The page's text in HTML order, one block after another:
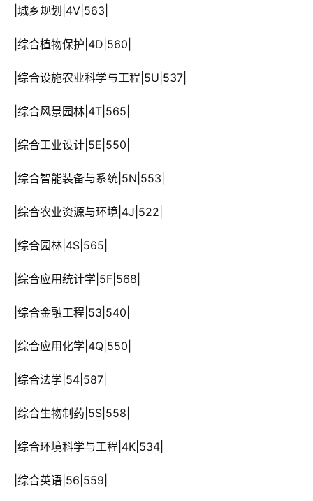
|城乡规划|4V|563|
|综合植物保护|4D|560|
|综合设施农业科学与工程|5U|537|
|综合风景园林|4T|565|
|综合工业设计|5E|550|
|综合智能装备与系统|5N|553|
|综合农业资源与环境|4J|522|
|综合园林|4S|565|
|综合应用统计学|5F|568|
|综合金融工程|53|540|
|综合应用化学|4Q|550|
|综合法学|54|587|
|综合生物制药|5S|558|
|综合环境科学与工程|4K|534|
|综合英语|56|559|